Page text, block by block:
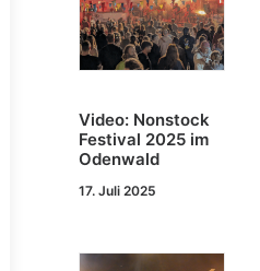
Video: Nonstock
Festival 2025 im
Odenwald
17. Juli 2025